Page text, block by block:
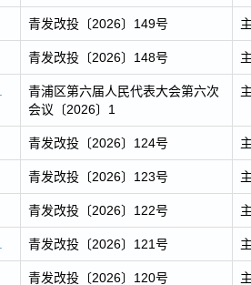
青发改投〔2026〕149号
青发改投〔2026〕148号
青浦区第六届人民代表大会第六次
会议〔2026〕1
青发改投〔2026〕124号
青发改投〔2026〕123号
青发改投〔2026〕122号
青发改投〔2026〕121号
青发改投〔2026〕120号